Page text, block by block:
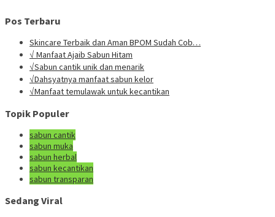
Pos Terbaru
Skincare Terbaik dan Aman BPOM Sudah Cob…
√ Manfaat Ajaib Sabun Hitam
√Sabun cantik unik dan menarik
√Dahsyatnya manfaat sabun kelor
√Manfaat temulawak untuk kecantikan
Topik Populer
sabun cantik
sabun muka
sabun herbal
sabun kecantikan
sabun transparan
Sedang Viral